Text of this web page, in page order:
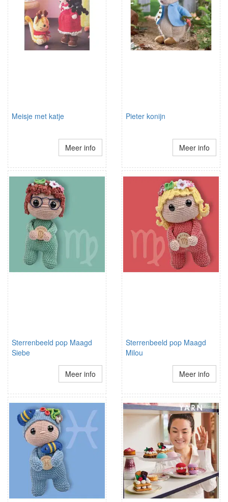
Meisje met katje
Meer info
Pieter konijn
Meer info
Sterrenbeeld pop Maagd
Siebe
Meer info
Sterrenbeeld pop Maagd
Milou
Meer info